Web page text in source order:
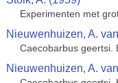
Experimenten met
Nieuwenhuizen, A.
Caecobarbus geertsi.
Nieuwenhuizen, A.